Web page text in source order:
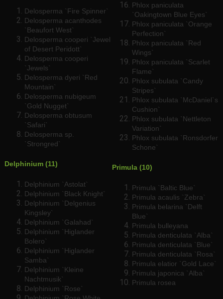
Delosperma `Fire Spinner`
Delosperma acanthodes
`Beaufort West`
Delosperma cooperi `Jewel
of Desert Peridott`
Delosperma cooperi
`Jewels`
Delosperma dyeri `Red
Mountain`
Delosperma nubigeum
`Gold Nugget`
Delosperma obtusum
`Safari`
Delosperma sp.
`Strongred`
Delphinium (11)
Delphinium `Astolat`
Delphinium `Black Knight`
Delphinium `Delgenius
Kingsley`
Delphinium `Galahad`
Delphinium `Higlander
Bolero`
Delphinium `Higlander
Samba`
Delphinium `Kleine
Nachtmusik`
Delphinium `Rose`
Phlox paniculata
`Oakingtown Blue Eyes`
Phlox paniculata `Orange
Perfection`
Phlox paniculata `Red
Wings`
Phlox paniculata `Scarlet
Flame`
Phlox subulata `Candy
Stripes`
Phlox subulata `McDaniel`s
Cushion`
Phlox subulata `Nettleton
Variation`
Phlox subulata `Ronsdorfer
Schone`
Primula (10)
Primula `Baltic Blue`
Primula acaulis `Zebra`
Primula belarina `Delft
Blue`
Primula bulleyana
Primula denticulata `Alba`
Primula denticulata `Blue`
Primula denticulata `Rosa`
Primula elatior `Gold Lace`
Primula japonica `Alba`
Primula rosea